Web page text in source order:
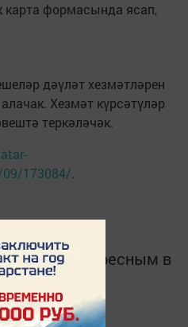
карта формасында ясап,
дәүләт хезмәтләрен
Хезмәт күрсәтүләр
теркәләчәк.
173084/.
и интересным в